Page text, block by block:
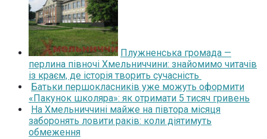
Плужненська громада —
перлина півночі Хмельниччини: знайомимо читачів
із краєм, де історія творить сучасність
Батьки першокласників уже можуть оформити
«Пакунок школяра»: як отримати 5 тисяч гривень
На Хмельниччині майже на півтора місяця
заборонять ловити раків: коли діятимуть
обмеження